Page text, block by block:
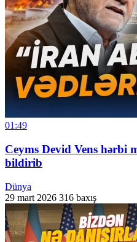
01:49
Ceyms Devid Vens hərbi
bildirib
Dünya
29 mart 2026 316 baxış